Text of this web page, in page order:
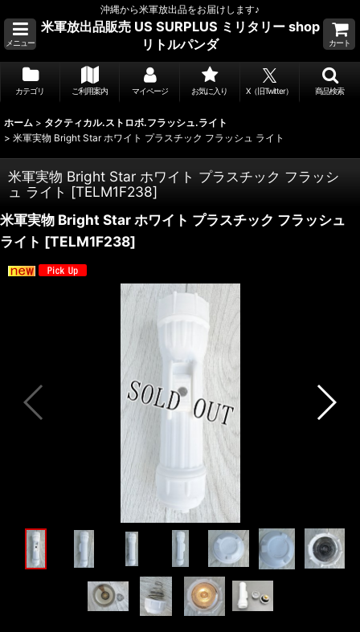
沖縄から米軍放出品をお届けします♪
メニュー
米軍放出品販売 US SURPLUS ミリタリー shop
リトルパンダ
カート
カテゴリ ご利用案内 マイページ お気に入り X（旧Twitter） 商品検索
ホーム > タクティカル.ストロボ.フラッシュ.ライト
> 米軍実物 Bright Star ホワイト プラスチック フラッシュ ライト
米軍実物 Bright Star ホワイト プラスチック フラッシ
ュ ライト [TELM1F238]
米軍実物 Bright Star ホワイト プラスチック フラッシュ
ライト [TELM1F238]